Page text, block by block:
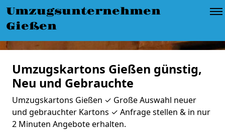
Umzugsunternehmen
Gießen
Umzugskartons Gießen günstig,
Neu und Gebrauchte
Umzugskartons Gießen ✓ Große Auswahl neuer
und gebrauchter Kartons ✓ Anfrage stellen & in nur
2 Minuten Angebote erhalten.